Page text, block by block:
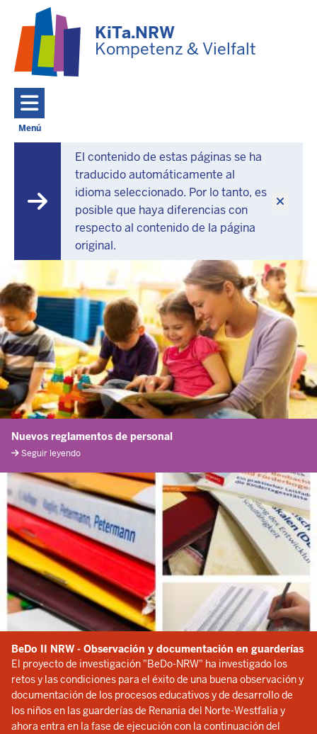
KiTa.NRW
Kompetenz & Vielfalt
Menú
Toggle navigation: Menú principal
KiTa.NRW
Competencia
y
diversidad
El contenido de estas páginas se ha
traducido automáticamente al
idioma seleccionado. Por lo tanto, es
posible que haya diferencias con
respecto al contenido de la página
original.
Nuevos reglamentos de personal
Seguir leyendo
BeDo II NRW - Observación y documentación en guarderías
El proyecto de investigación "BeDo-NRW" ha investigado los
retos y las condiciones para el éxito de una buena observación y
documentación de los procesos educativos y de desarrollo de
los niños en las guarderías de Renania del Norte-Westfalia y
ahora entra en la fase de ejecución con la continuación del